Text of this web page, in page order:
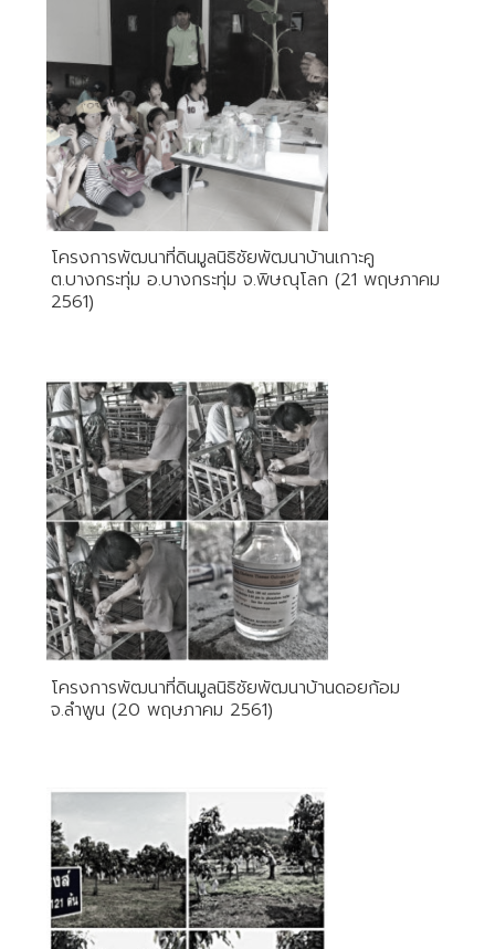
โครงการพัฒนาที่ดินมูลนิธิชัยพัฒนาบ้านเกาะคู
ต.บางกระทุ่ม อ.บางกระทุ่ม จ.พิษณุโลก (21 พฤษภาคม
2561)
โครงการพัฒนาที่ดินมูลนิธิชัยพัฒนาบ้านดอยก้อม
จ.ลำพูน (20 พฤษภาคม 2561)